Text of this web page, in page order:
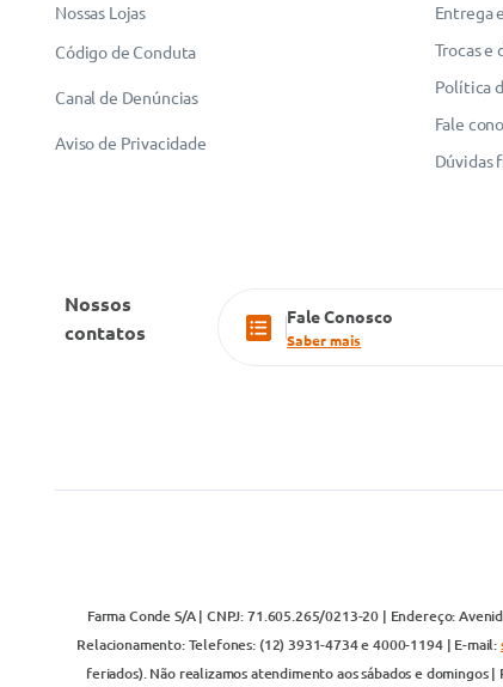
Nossas Lojas
Código de Conduta
Canal de Denúncias
Aviso de Privacidade
Entrega
Trocas e
Política
Fale
Dúvidas
Nossos
contatos
Fale Conosco
Saber mais
Farma Conde S/A | CNPJ: 71.605.265/0213-20 | Endereço:
Relacionamento: Telefones: (12) 3931-4734 e 4000-1194 | E-mail:
feriados). Não realizamos atendimento aos sábados e domingos